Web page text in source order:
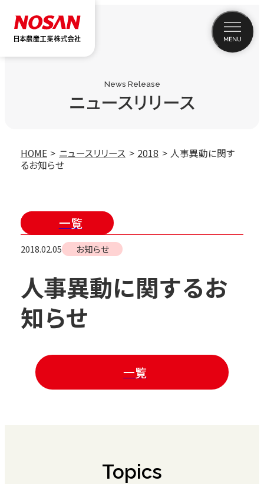
News Release
ニュースリリース
HOME ニュースリリース 2018
人事異動に関す
るお知らせ
一覧
2018.02.05 お知らせ
人事異動に関するお
知らせ
一覧
Topics